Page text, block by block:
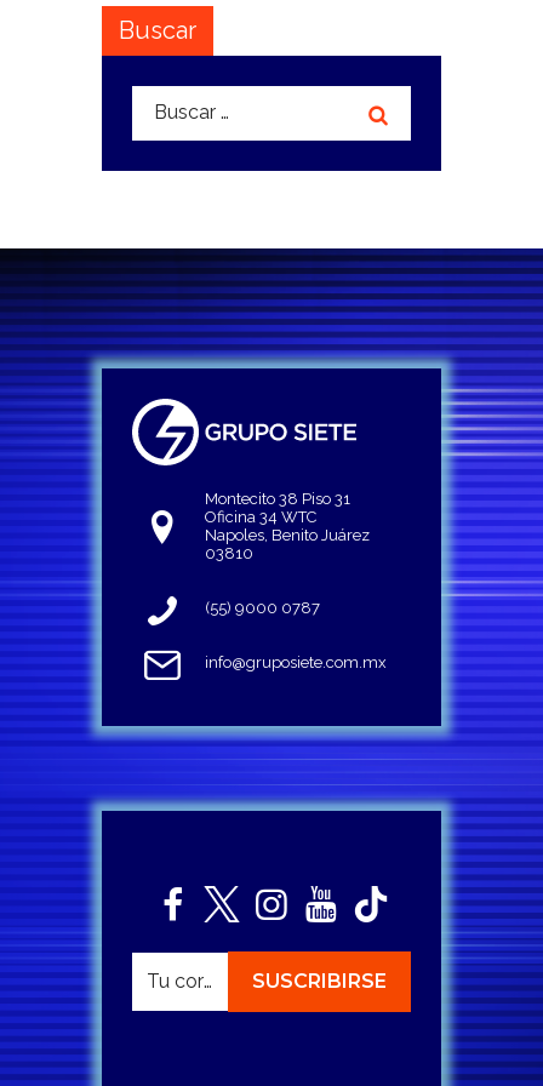
Buscar
Buscar:
Montecito 38 Piso 31
Oficina 34 WTC
Napoles, Benito Juárez
03810
(55) 9000 0787
info@gruposiete.com.mx